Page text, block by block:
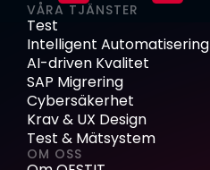
VÅRA TJÄNSTER
Test
Intelligent Automatisering
AI-driven Kvalitet
SAP Migrering
Cybersäkerhet
Krav & UX Design
Test & Mätsystem
OM OSS